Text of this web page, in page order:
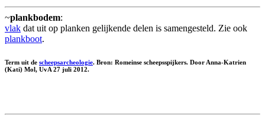
~plankbodem:
vlak dat uit op planken gelijkende delen is samengesteld. Zie ook
plankboot.
Term uit de scheepsarcheologie. Bron: Romeinse scheepsspijkers. Door Anna-Katrien
(Kati) Mol, UvA 27 juli 2012.